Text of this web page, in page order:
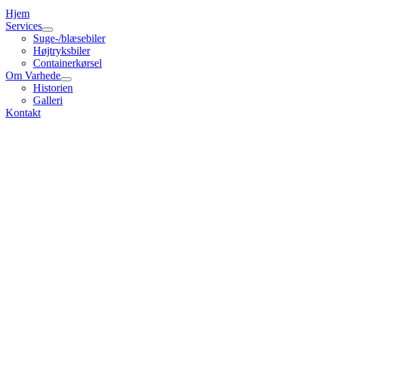
Hjem
Services
Suge-/blæsebiler
Højtryksbiler
Containerkørsel
Om Varhede
Historien
Galleri
Kontakt